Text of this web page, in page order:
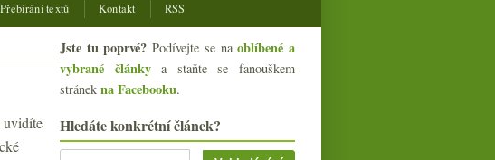
Přebírání textů Kontakt RSS
Jste tu poprvé? Podívejte se naoblíbené a
vybrané článkya staňte se fanouškem
stránek na Facebooku.
Hledáte konkrétní článek?